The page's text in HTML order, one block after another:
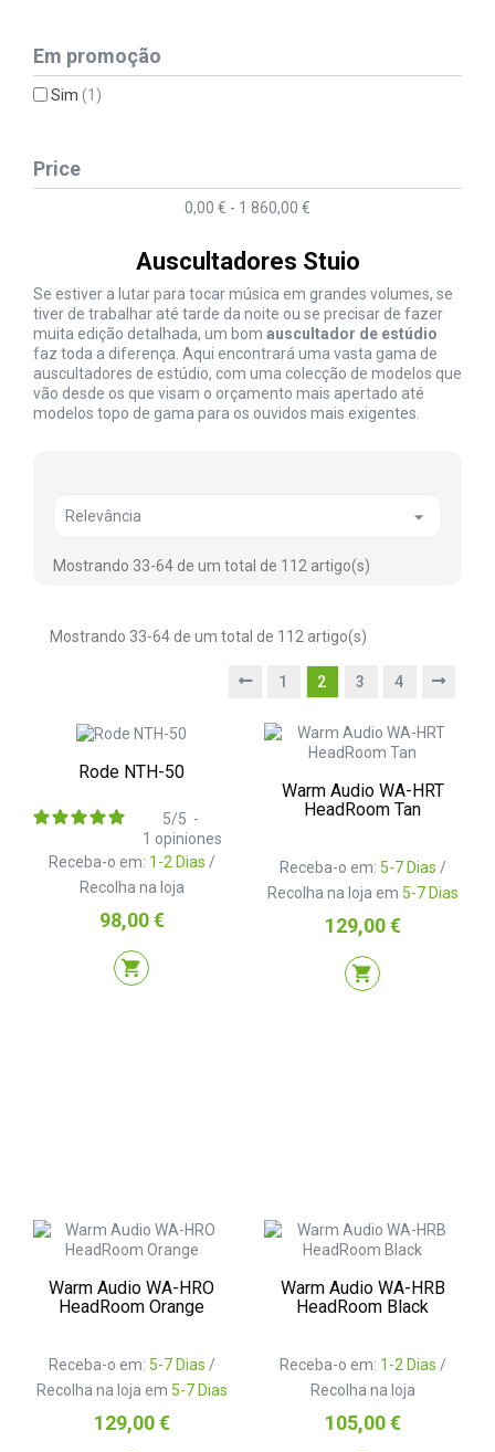
Em promoção
Sim(1)
Price
0,00 € - 1 860,00 €
Auscultadores Stuio
Se estiver a lutar para tocar música em grandes volumes, se
tiver de trabalhar até tarde da noite ou se precisar de fazer
muita edição detalhada, um bom auscultador de estúdio
faz toda a diferença. Aqui encontrará uma vasta gama de
auscultadores de estúdio, com uma colecção de modelos que
vão desde os que visam o orçamento mais apertado até
modelos topo de gama para os ouvidos mais exigentes.
Relevância 
Mostrando 33-64 de um total de 112 artigo(s)
Mostrando 33-64 de um total de 112 artigo(s)
1 2 3 4
Rode NTH-50
Receba-o em: 1-2 Dias /
Recolha na loja
5/5 -
1 opiniones
Preço
98,00 €
shopping_cart
Warm Audio WA-HRT
HeadRoom Tan
Receba-o em: 5-7 Dias /
Recolha na loja em 5-7 Dias
Preço
129,00 €
shopping_cart
Warm Audio WA-HRO
HeadRoom Orange
Receba-o em: 5-7 Dias /
Recolha na loja em 5-7 Dias
Preço
129,00 €
Warm Audio WA-HRB
HeadRoom Black
Receba-o em: 1-2 Dias /
Recolha na loja
Preço
105,00 €